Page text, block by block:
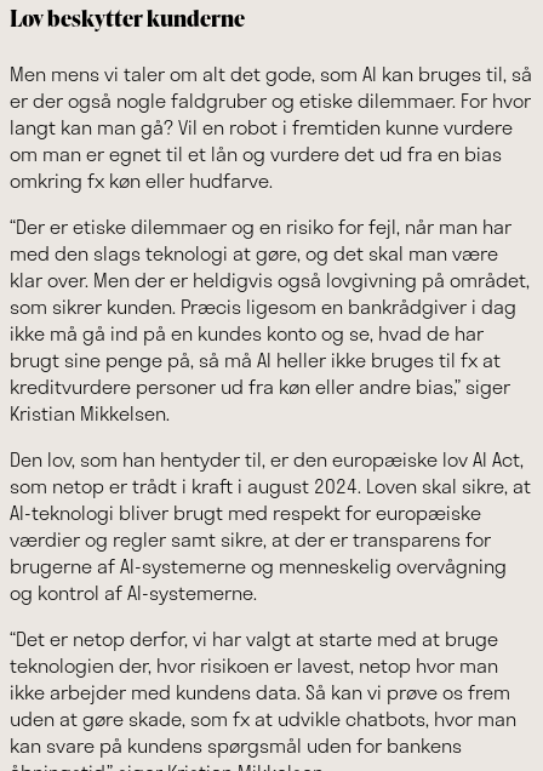
Lov beskytter kunderne
Men mens vi taler om alt det gode, som AI kan bruges til, så
er der også nogle faldgruber og etiske dilemmaer. For hvor
langt kan man gå? Vil en robot i fremtiden kunne vurdere
om man er egnet til et lån og vurdere det ud fra en bias
omkring fx køn eller hudfarve.
“Der er etiske dilemmaer og en risiko for fejl, når man har
med den slags teknologi at gøre, og det skal man være
klar over. Men der er heldigvis også lovgivning på området,
som sikrer kunden. Præcis ligesom en bankrådgiver i dag
ikke må gå ind på en kundes konto og se, hvad de har
brugt sine penge på, så må AI heller ikke bruges til fx at
kreditvurdere personer ud fra køn eller andre bias,” siger
Kristian Mikkelsen.
Den lov, som han hentyder til, er den europæiske lov AI Act,
som netop er trådt i kraft i august 2024. Loven skal sikre, at
AI-teknologi bliver brugt med respekt for europæiske
værdier og regler samt sikre, at der er transparens for
brugerne af AI-systemerne og menneskelig overvågning
og kontrol af AI-systemerne.
“Det er netop derfor, vi har valgt at starte med at bruge
teknologien der, hvor risikoen er lavest, netop hvor man
ikke arbejder med kundens data. Så kan vi prøve os frem
uden at gøre skade, som fx at udvikle chatbots, hvor man
kan svare på kundens spørgsmål uden for bankens